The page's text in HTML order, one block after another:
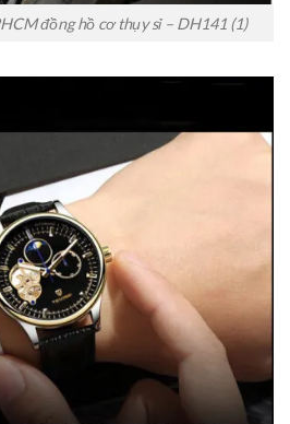
đồng hồ cơ thụy sỉ – DH141 (1)